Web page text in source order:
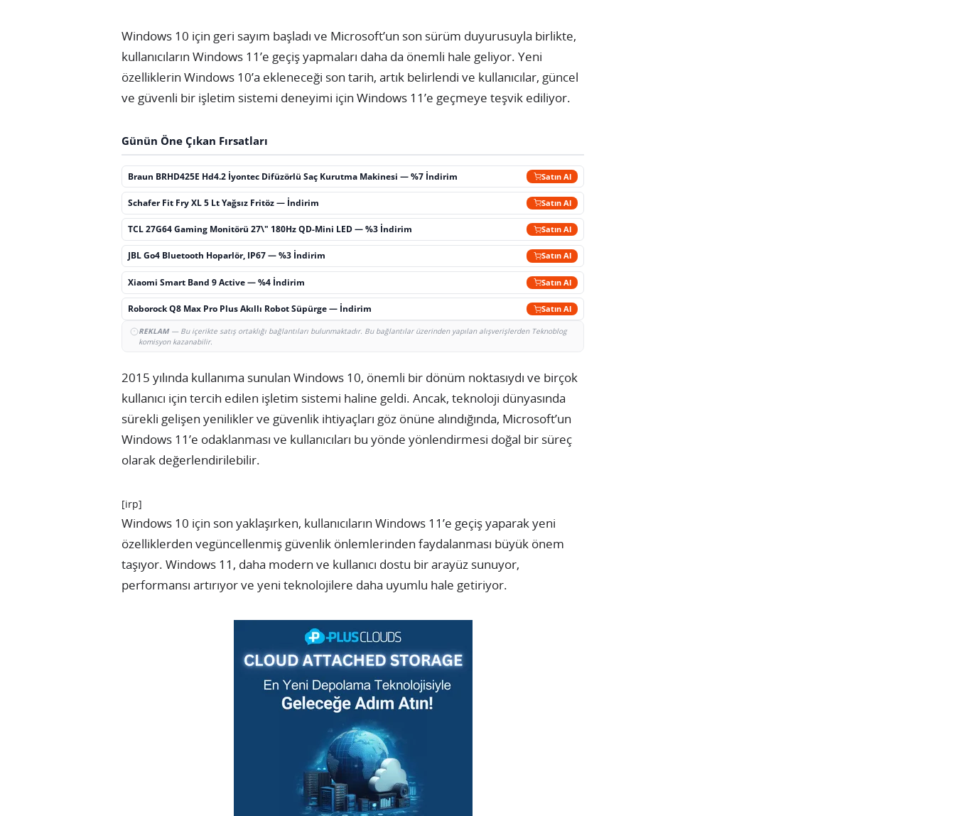
Windows 10 için geri sayım başladı ve Microsoft’un son sürüm duyurusuyla birlikte,
kullanıcıların Windows 11’e geçiş yapmaları daha da önemli hale geliyor. Yeni
özelliklerin Windows 10’a ekleneceği son tarih, artık belirlendi ve kullanıcılar, güncel
ve güvenli bir işletim sistemi deneyimi için Windows 11’e geçmeye teşvik ediliyor.
Günün Öne Çıkan Fırsatları
Braun BRHD425E Hd4.2 İyontec Difüzörlü Saç Kurutma Makinesi — %7 İndirim Satın Al
Schafer Fit Fry XL 5 Lt Yağsız Fritöz — İndirim Satın Al
TCL 27G64 Gaming Monitörü 27\" 180Hz QD-Mini LED — %3 İndirim Satın Al
JBL Go4 Bluetooth Hoparlör, IP67 — %3 İndirim Satın Al
Xiaomi Smart Band 9 Active — %4 İndirim Satın Al
Roborock Q8 Max Pro Plus Akıllı Robot Süpürge — İndirim Satın Al
REKLAM— Bu içerikte satış ortaklığı bağlantıları bulunmaktadır. Bu bağlantılar üzerinden yapılan alışverişlerden Teknoblog
komisyon kazanabilir.
2015 yılında kullanıma sunulan Windows 10, önemli bir dönüm noktasıydı ve birçok
kullanıcı için tercih edilen işletim sistemi haline geldi. Ancak, teknoloji dünyasında
sürekli gelişen yenilikler ve güvenlik ihtiyaçları göz önüne alındığında, Microsoft’un
Windows 11’e odaklanması ve kullanıcıları bu yönde yönlendirmesi doğal bir süreç
olarak değerlendirilebilir.
[irp]
Windows 10 için son yaklaşırken, kullanıcıların Windows 11’e geçiş yaparak yeni
özelliklerden vegüncellenmiş güvenlik önlemlerinden faydalanması büyük önem
taşıyor. Windows 11, daha modern ve kullanıcı dostu bir arayüz sunuyor,
performansı artırıyor ve yeni teknolojilere daha uyumlu hale getiriyor.